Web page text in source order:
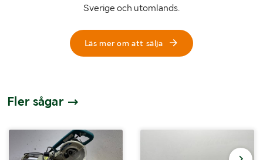
Sverige och utomlands.
Läs mer om att sälja
Fler sågar